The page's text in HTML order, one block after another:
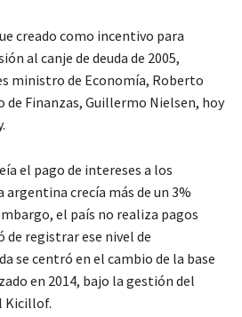
creado como incentivo para
al canje de deuda de 2005,
ministro de Economía, Roberto
de Finanzas, Guillermo Nielsen, hoy
el pago de intereses a los
crecía más de un 3%
el país no realiza pagos
de registrar ese nivel de
se centró en el cambio de la base
en 2014, bajo la gestión del
Kicillof.